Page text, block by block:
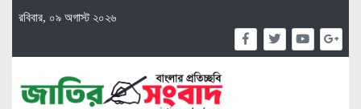
রবিবার, ০৯ অগাস্ট ২০২৬